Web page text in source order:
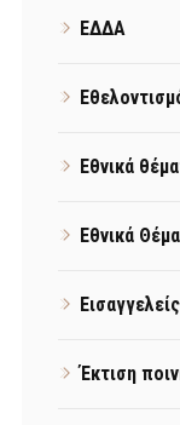
ΕΔΔΑ
Εθνικά
Εθνικά
Εισαγγελείς
Έκτιση